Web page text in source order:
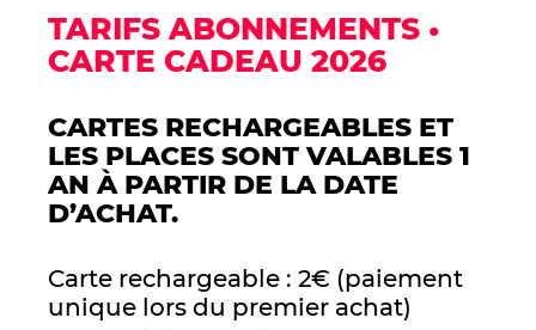
TARIFS ABONNEMENTS •
CARTE CADEAU 2026
CARTES RECHARGEABLES ET
LES PLACES SONT VALABLES 1
AN À PARTIR DE LA DATE
D’ACHAT.
Carte rechargeable : 2€ (paiement
unique lors du premier achat)